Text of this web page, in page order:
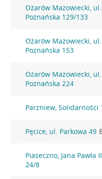
Ożarów Mazowiecki, ul.
Poznańska 129/133
Ożarów Mazowiecki, ul.
Poznańska 153
Ożarów Mazowiecki, ul.
Poznańska 224
Parzniew, Solidarności
Pęcice, ul. Parkowa 49
Piaseczno, Jana Pawła II
24/8